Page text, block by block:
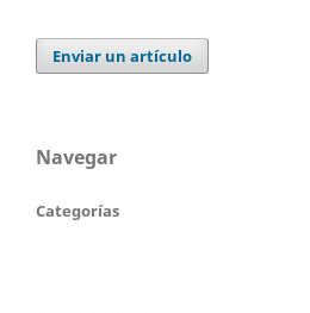
Enviar un artículo
Navegar
Categorías